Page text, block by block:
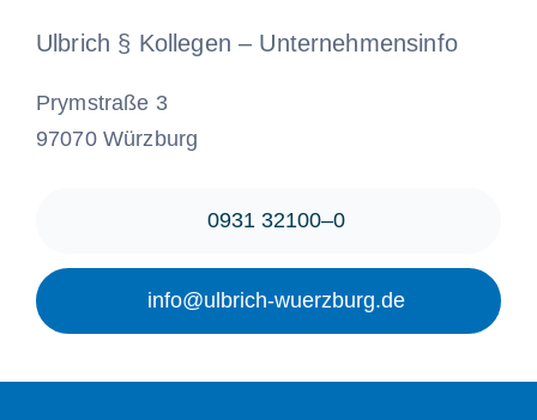
Ulbrich § Kollegen – Unternehmensinfo
Prymstraße 3
97070 Würzburg
0931 32100–0
info@ulbrich-wuerzburg.de